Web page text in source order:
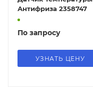
Антифриза 2358747
По запросу
УЗНАТЬ ЦЕНУ